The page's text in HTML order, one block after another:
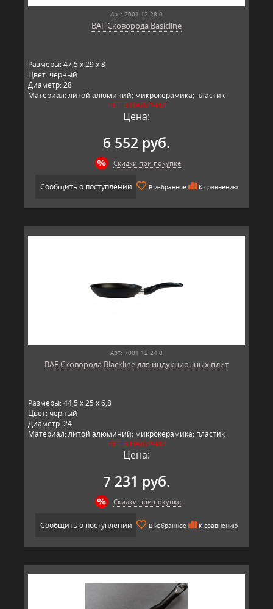
Арт: 2001 12 28 0
BAF Сковорода Basicline
Размеры: 47,5 x 29 x 8
Цвет: черный
Диаметр: 28
Материал: литой алюминий; микрокерамика; пластик
Производитель: BAF, Германия
НЕТ В НАЛИЧИИ
Цена:
6 552 руб.
Скидки при покупке
Сообщить о поступлении В избранное К сравнению
Арт: 7001 12 24 0
BAF Сковорода Blackline для индукционных плит
Размеры: 44,5 x 25 x 6,8
Цвет: черный
Диаметр: 24
Материал: литой алюминий; микрокерамика; пластик
Производитель: BAF, Германия
НЕТ В НАЛИЧИИ
Цена:
7 231 руб.
Скидки при покупке
Сообщить о поступлении В избранное К сравнению